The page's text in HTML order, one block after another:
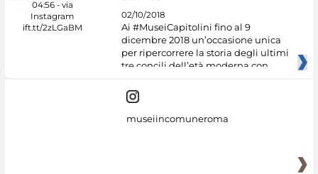
02/10/2018
Ai #MuseiCapitolini fino al 9
dicembre 2018 un’occasione unica
per ripercorrere la storia degli ultimi
tre concili dell’età moderna con
museiincomuneroma